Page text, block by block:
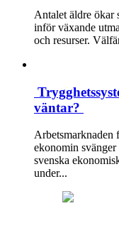
Antalet äldre ökar
inför växande
och resurser.
väntar?
Arbetsmarknaden
ekonomin
svenska
under...